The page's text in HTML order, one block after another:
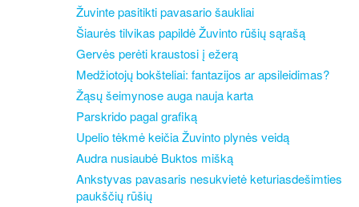
Žuvinte pasitikti pavasario šaukliai
Šiaurės tilvikas papildė Žuvinto rūšių sąrašą
Gervės perėti kraustosi į ežerą
Medžiotojų bokšteliai: fantazijos ar apsileidimas?
Žąsų šeimynose auga nauja karta
Parskrido pagal grafiką
Upelio tėkmė keičia Žuvinto plynės veidą
Audra nusiaubė Buktos mišką
Ankstyvas pavasaris nesukvietė keturiasdešimties
paukščių rūšių